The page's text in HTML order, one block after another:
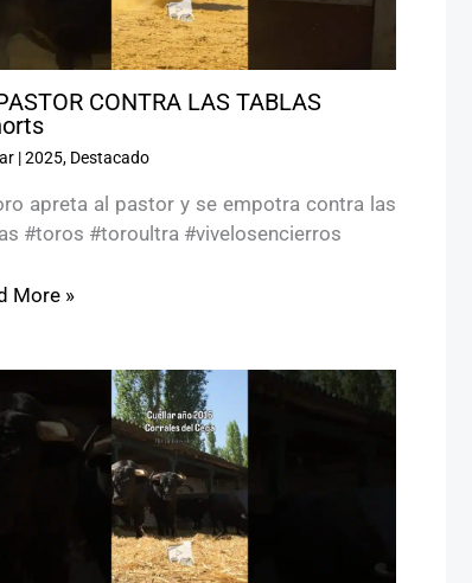
CONTRA LAS TABLAS
|2025, Destacado
apreta al pastor y se empotra contra las
#toros #toroultra #vivelosencierros
More »